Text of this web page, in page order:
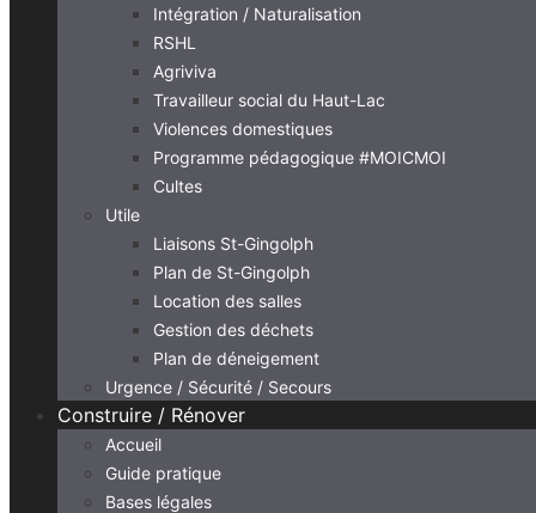
Intégration / Naturalisation
RSHL
Agriviva
Travailleur social du Haut-Lac
Violences domestiques
Programme pédagogique #MOICMOI
Cultes
Utile
Liaisons St-Gingolph
Plan de St-Gingolph
Location des salles
Gestion des déchets
Plan de déneigement
Urgence / Sécurité / Secours
Construire / Rénover
Accueil
Guide pratique
Bases légales